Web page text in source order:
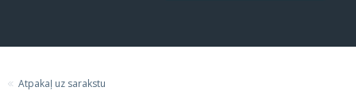
Atpakaļ uz sarakstu